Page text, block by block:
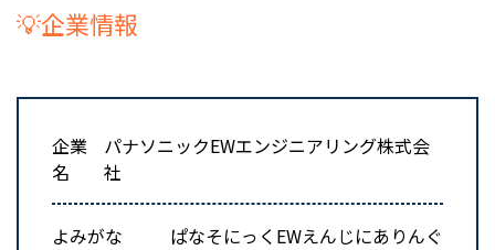
💡企業情報
企業
名
パナソニックEWエンジニアリング株式会
社
よみがな ぱなそにっくEWえんじにありんぐ